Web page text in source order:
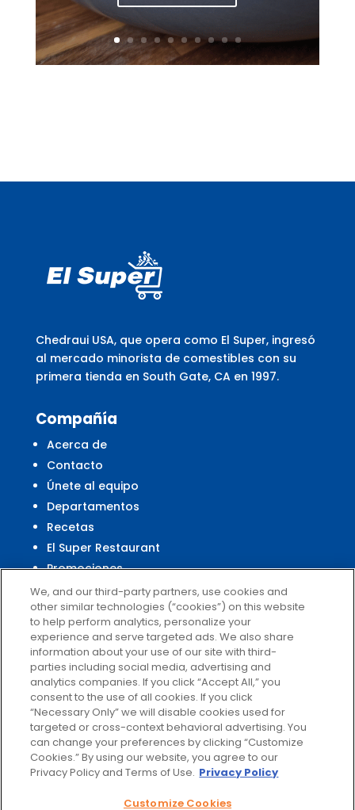
Chedraui USA, que opera como El Super, ingresó
al mercado minorista de comestibles con su
primera tienda en South Gate, CA en 1997.
Compañía
Acerca de
Contacto
Únete al equipo
Departamentos
Recetas
El Super Restaurant
Promociones
Centro Financiero El Super
Servicio al Cliente
Ayuda
Políticas de privacidad
Términos de uso
El Super Survey
Customize Cookies
No vender mis datos
We, and our third-party partners, use cookies and
other similar technologies (“cookies”) on this website
to help perform analytics, personalize your
experience and serve targeted ads. We also share
information about your use of our site with third-
parties including social media, advertising and
analytics companies. If you click “Accept All,” you
consent to the use of all cookies. If you click
“Necessary Only” we will disable cookies used for
targeted or cross-context behavioral advertising. You
can change your preferences by clicking “Customize
Cookies.” By using our website, you agree to our
Privacy Policy and Terms of Use. Privacy Policy
Customize Cookies